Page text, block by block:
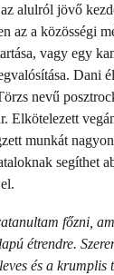
alulról jövő
az a közösségi
vagy egy
Dani
nevű
Elkötelezett
munkát
segíthet
főzni,
étrendre.
és a krumplis